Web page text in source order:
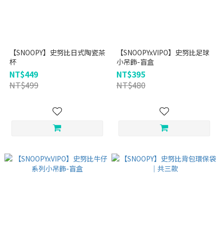
【SNOOPY】史努比日式陶瓷茶
杯
NT$449
NT$499
【SNOOPYxVIPO】史努比足球
小吊飾-盲盒
NT$395
NT$480